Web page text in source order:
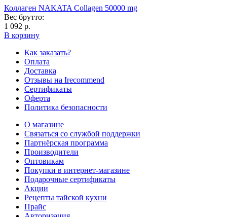
Коллаген NAKATA Collagen 50000 mg
Вес брутто:
1 092 р.
В корзину
Как заказать?
Оплата
Доставка
Отзывы на Irecommend
Сертификаты
Оферта
Политика безопасности
О магазине
Связаться со службой поддержки
Партнёрская программа
Производители
Оптовикам
Покупки в интернет-магазине
Подарочные сертификаты
Акции
Рецепты тайской кухни
Прайс